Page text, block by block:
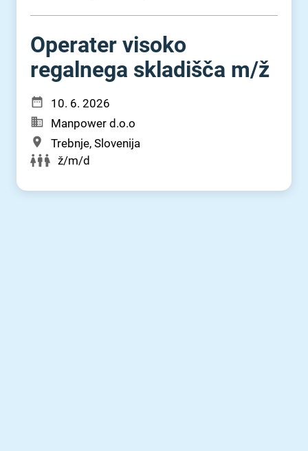
Operater visoko
regalnega skladišča m⁠/⁠ž
10. 6. 2026
Manpower d.o.o
Trebnje, Slovenija
ž/m/d